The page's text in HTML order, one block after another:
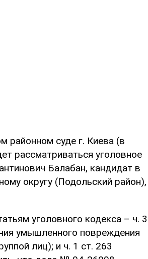
районном суде г. Киева (в
рассматриваться уголовное
Балабан, кандидат в
округу (Подольский район),
уголовного кодекса – ч. 3
умышленного повреждения
лиц); и ч. 1 ст. 263